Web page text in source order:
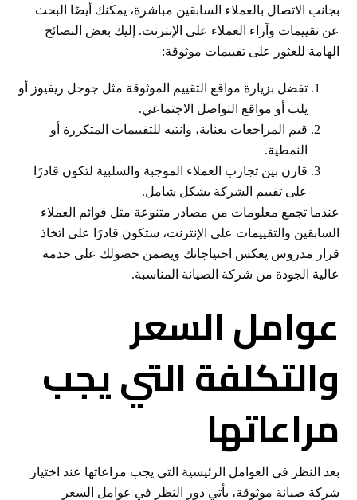
بجانب الاتصال بالعملاء السابقين مباشرة، يمكنك أيضًا البحث
عن تقييمات وآراء العملاء على الإنترنت. إليك بعض النصائح
الهامة للعثور على تقييمات موثوقة:
تفضل بزيارة مواقع التقييم الموثوقة مثل جوجل ريفيوز أو
يلب أو مواقع التواصل الاجتماعي.
قيم المراجعات بعناية، وانتبه للتقييمات المتكررة أو
النمطية.
قارن بين تجارب العملاء الموجبة والسلبية لتكون قادرًا
على تقييم الشركة بشكل شامل.
عندما تجمع معلومات من مصادر متنوعة مثل قوائم العملاء
السابقين والتقييمات على الإنترنت، ستكون قادرًا على اتخاذ
قرار مدروس يعكس احتياجاتك ويضمن حصولك على خدمة
عالية الجودة من شركة الصيانة المناسبة.
عوامل السعر
والتكلفة التي يجب
مراعاتها
بعد النظر في العوامل الرئيسية التي يجب مراعاتها عند اختيار
شركة صيانة موثوقة، يأتي دور النظر في عوامل السعر